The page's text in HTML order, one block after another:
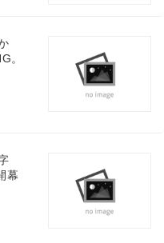
。
幕